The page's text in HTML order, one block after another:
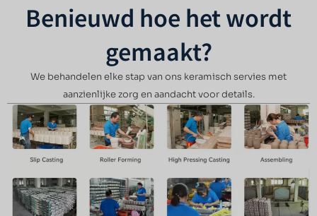
Benieuwd hoe het wordt
gemaakt?
We behandelen elke stap van ons keramisch servies met
aanzienlijke zorg en aandacht voor details.